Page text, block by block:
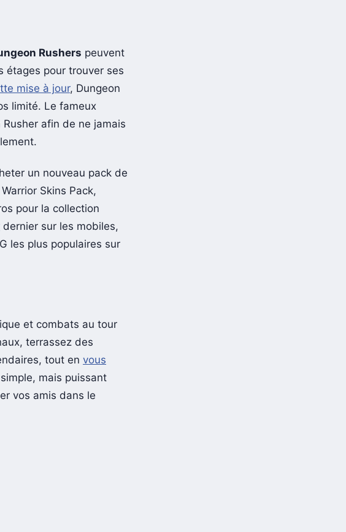
Rushers peuvent
étages pour trouver ses
mise à jour, Dungeon
limité. Le fameux
afin de ne jamais
un nouveau pack de
Skins Pack,
pour la collection
dernier sur les mobiles,
les plus populaires sur
et combats au tour
terrassez des
tout en vous
mais puissant
vos amis dans le